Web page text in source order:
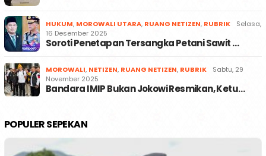
HUKUM, MOROWALI UTARA, RUANG NETIZEN, RUBRIK
Selasa,
16 Desember 2025
Soroti Penetapan Tersangka Petani Sawit …
MOROWALI, NETIZEN, RUANG NETIZEN, RUBRIK
Sabtu, 29
November 2025
Bandara IMIP Bukan Jokowi Resmikan, Ketu…
POPULER SEPEKAN